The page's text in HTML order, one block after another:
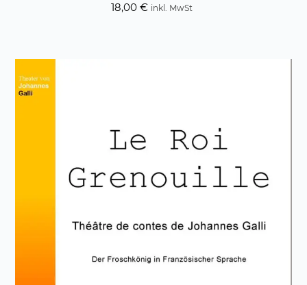
18,00 € inkl. MwSt